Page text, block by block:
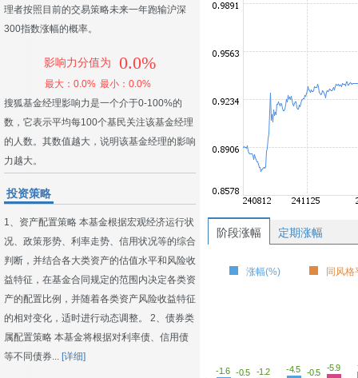
理者按照目前的交易策略未来一年跑输沪深
300指数涨幅的概率。
影响力分值为 0.0%
最大：0.0% 最小：0.0%
搜狐基金经理影响力是一个介于0-100%的
数，它表示平均每100个基民关注该基金经理
的人数。其数值越大，说明该基金经理的影响
力越大。
投资策略
1、资产配置策略 本基金根据宏观经济运行状
况、政策形势、利率走势、信用状况等的综合
判断，并结合各大类资产的估值水平和风险收
益特征，在基金合同规定的范围内决定各类资
产的配置比例，并随着各类资产风险收益特征
的相对变化，适时进行动态调整。 2、债券类
属配置策略 本基金将根据对利率债、信用债
等不同债券... [详细]
阶段涨幅 定期涨幅
涨幅(%) 同风格
-1.6 -0.5 -1.2 -4.5 -0.5 -5.9